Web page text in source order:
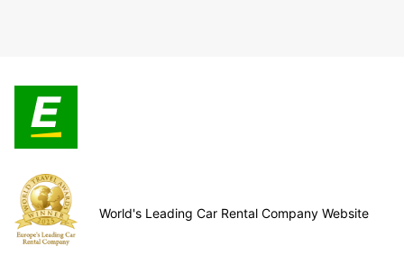
World's Leading Car Rental Company Website